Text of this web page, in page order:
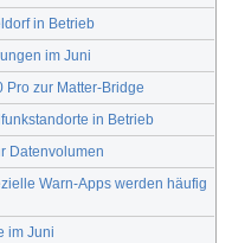
in Betrieb
im Juni
Pro zur Matter-Bridge
in Betrieb
Datenvolumen
Warn-Apps werden häufig
im Juni